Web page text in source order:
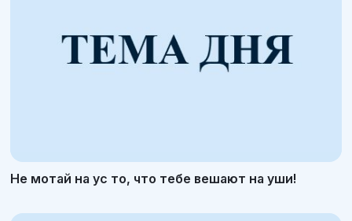
Не мотай на ус то, что тебе вешают на уши!